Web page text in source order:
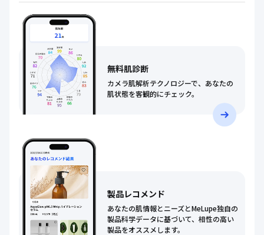
無料肌診断
カメラ肌解析テクノロジーで、あなたの
肌状態を客観的にチェック。
製品レコメンド
あなたの肌情報とニーズとMeLupe独自の
製品科学データに基づいて、相性の高い
製品をオススメします。